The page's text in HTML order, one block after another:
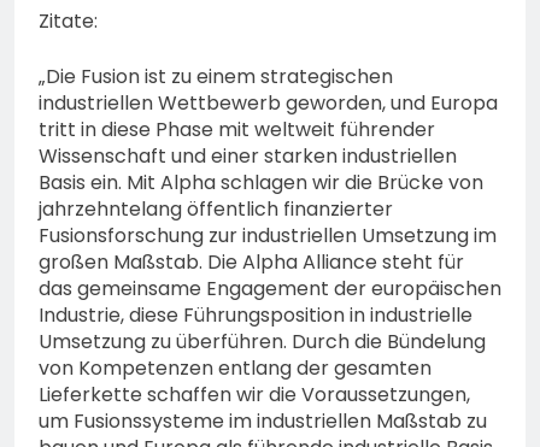
Zitate:
„Die Fusion ist zu einem strategischen
industriellen Wettbewerb geworden, und Europa
tritt in diese Phase mit weltweit führender
Wissenschaft und einer starken industriellen
Basis ein. Mit Alpha schlagen wir die Brücke von
jahrzehntelang öffentlich finanzierter
Fusionsforschung zur industriellen Umsetzung im
großen Maßstab. Die Alpha Alliance steht für
das gemeinsame Engagement der europäischen
Industrie, diese Führungsposition in industrielle
Umsetzung zu überführen. Durch die Bündelung
von Kompetenzen entlang der gesamten
Lieferkette schaffen wir die Voraussetzungen,
um Fusionssysteme im industriellen Maßstab zu